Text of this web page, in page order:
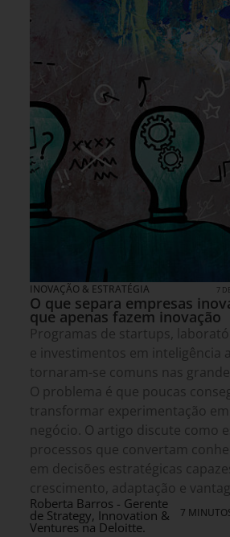
INOVAÇÃO & ESTRATÉGIA 7
O que separa empresas
que apenas fazem inovação
Programas de startups,
e investimentos em inteligência
tornaram-se comuns nas
O problema é que poucas
transformar experimentação
negócio. O artigo discute como
processos que convertam
em decisões estratégicas
crescimento, adaptação e
Roberta Barros - Gerente
de Strategy, Innovation &
Ventures na Deloitte.
7